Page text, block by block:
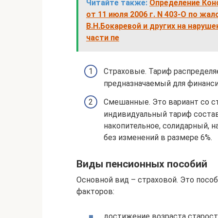
Читайте также: Определение
от 11 июля 2006 г. N 403-О по
В.Н.Бокаревой и других на
части пе
Страховые. Тариф
предназначаемый для
Смешанные. Это вариант со
индивидуальный тариф
накопительное, солидарный,
без изменений в размере 6%.
Виды пенсионных пособий
Основной вид – страховой. Это
факторов: